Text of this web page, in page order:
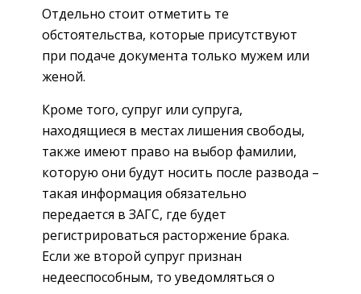
Отдельно стоит отметить те
обстоятельства, которые присутствуют
при подаче документа только мужем или
женой.
Кроме того, супруг или супруга,
находящиеся в местах лишения свободы,
также имеют право на выбор фамилии,
которую они будут носить после развода –
такая информация обязательно
передается в ЗАГС, где будет
регистрироваться расторжение брака.
Если же второй супруг признан
недееспособным, то уведомляться о